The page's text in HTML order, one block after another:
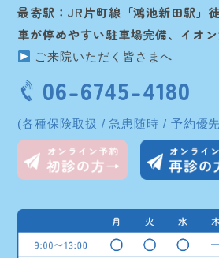
最寄駅：JR片町線「鴻池新田駅」
車が停めやすい駐車場完備、イオ
ご来院いただく皆さまへ
06-6745-4180
(各種保険取扱 / 急患随時 / 予約優